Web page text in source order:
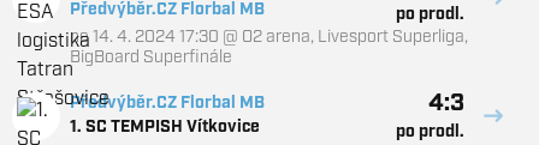
Předvýběr.CZ Florbal MB
po prodl.
ne 14. 4. 2024 17:30 @ O2 arena, Livesport Superliga,
BigBoard Superfinále
Předvýběr.CZ Florbal MB
1. SC TEMPISH Vítkovice
4:3
po prodl.